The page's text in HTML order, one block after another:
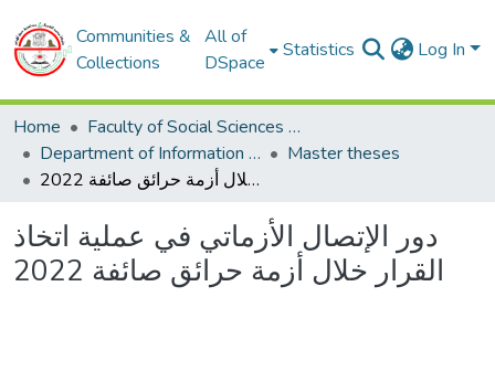
Communities &
Collections
All of
DSpace
Statistics Log In
Home
Faculty of Social Sciences and Humanities
Department of Information and Communication Sciences
Master theses
دور الإتصال الأزماتي في عملية اتخاذ القرار خلال أزمة حرائق صائفة 2022
دور الإتصال الأزماتي في عملية اتخاذ
القرار خلال أزمة حرائق صائفة 2022